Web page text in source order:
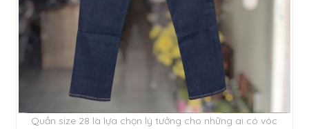
Quần size 28 là lựa chọn lý tưởng cho những ai có vóc